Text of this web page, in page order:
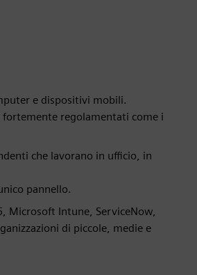
e dispositivi mobili.
regolamentati come i
che lavorano in ufficio, in
pannello.
Microsoft Intune, ServiceNow,
di piccole, medie e